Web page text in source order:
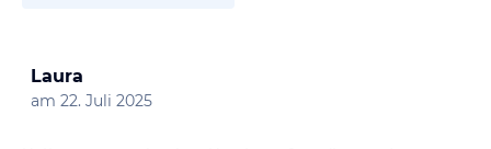
Laura
am 22. Juli 2025